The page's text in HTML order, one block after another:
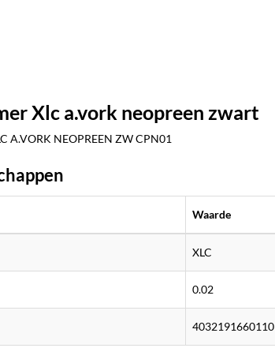
Xlc a.vork neopreen zwart
A.VORK NEOPREEN ZW CPN01
Waarde
XLC
0.02
4032191660110